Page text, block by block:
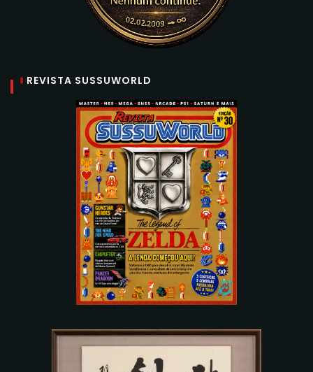
REVISTA SUSSUWORLD